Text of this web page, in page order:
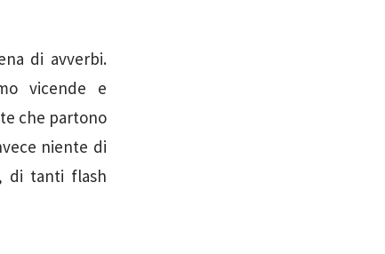
di avverbi.
vicende e
che partono
niente di
di tanti flash